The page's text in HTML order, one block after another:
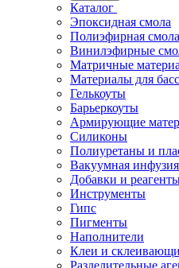
Каталог
Эпоксидная смола
Полиэфирная смола
Винилэфирные
Матричные
Материалы для
Гелькоуты
Барьеркоуты
Армирующие
Силиконы
Полиуретаны и
Вакуумная инфузия
Добавки и
Инструменты
Гипс
Пигменты
Наполнители
Клеи и
Разделительные